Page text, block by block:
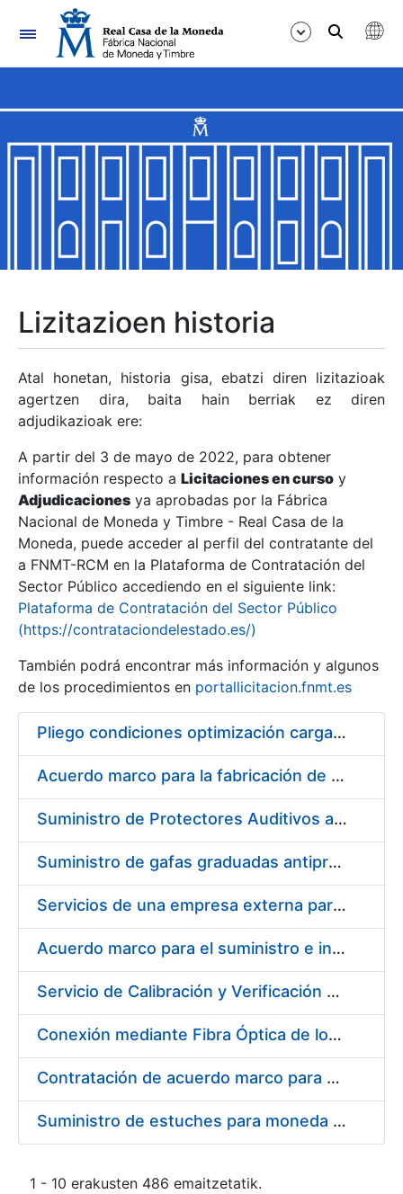
Nabigazioa
Erakutsi/Ezkutatu
Erakutsi/Ezkutatu
Erakutsi/Ezkutatu
Erakutsi/Ezkutatu
Erakutsi/Ezkutatu
Erakutsi/Ezkutatu
Erakutsi/Ezkutatu
Erakutsi/Ezkutatu
Lizitazioen historia
Atal honetan, historia gisa, ebatzi diren lizitazioak
agertzen dira, baita hain berriak ez diren
adjudikazioak ere:
A partir del 3 de mayo de 2022, para obtener
información respecto a Licitaciones en curso y
Adjudicaciones ya aprobadas por la Fábrica
Nacional de Moneda y Timbre - Real Casa de la
Moneda, puede acceder al perfil del contratante del
a FNMT-RCM en la Plataforma de Contratación del
Sector Público accediendo en el siguiente link:
Plataforma de Contratación del Sector Público
(https://contrataciondelestado.es/)
También podrá encontrar más información y algunos
de los procedimientos en portallicitacion.fnmt.es
Pliego condiciones optimización cargas compras firmado
Acuerdo marco para la fabricación de piezas
Suministro de Protectores Auditivos a medida para las personas trabajadoras de los Centros de Trabajo de Madrid y Burgos
Suministro de gafas graduadas antiproyecciones para los trabajadores de la FNMT-RCM en los centros de trabajo de Madrid y Burgos
Servicios de una empresa externa para el asesoramiento y resolución de los recursos de alzada que se presentan relacionados con procesos de selección para la FNMT-RCM
Acuerdo marco para el suministro e instalación de persianas, estores y otros complementos
Servicio de Calibración y Verificación Externa de los Equipos de Medición del Servicio de Prevención de la FNMT-RCM
Conexión mediante Fibra Óptica de los Centros de Proceso de Datos (CPDs) de las sedes de la FNMT-RCM de Burgos y Madrid
Contratación de acuerdo marco para el Suministro de Material de Electricidad para la Fábrica Nacional de Moneda y Timbre-Real Casa de la Moneda en su centro de trabajo de Burgos
Suministro de estuches para moneda de 30 €
1 - 10 erakusten 486 emaitzetatik.